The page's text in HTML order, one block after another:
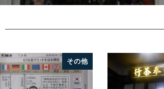
その他